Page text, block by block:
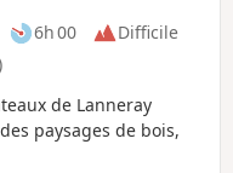
6h 00
Difficile
de Lanneray
paysages de bois,